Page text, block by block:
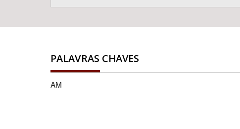
PALAVRAS CHAVES
AM